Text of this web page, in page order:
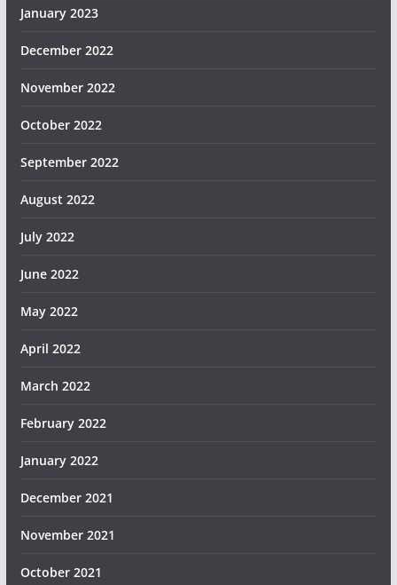
January 2023
December 2022
November 2022
October 2022
September 2022
August 2022
July 2022
June 2022
May 2022
April 2022
March 2022
February 2022
January 2022
December 2021
November 2021
October 2021